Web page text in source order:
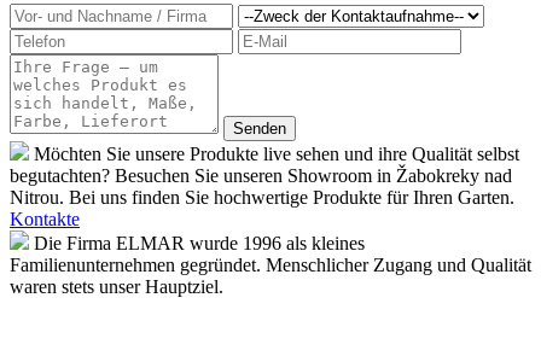
Möchten Sie unsere Produkte live sehen und ihre Qualität selbst
begutachten? Besuchen Sie unseren Showroom in Žabokreky nad
Nitrou. Bei uns finden Sie hochwertige Produkte für Ihren Garten.
Kontakte
Die Firma ELMAR wurde 1996 als kleines
Familienunternehmen gegründet. Menschlicher Zugang und Qualität
waren stets unser Hauptziel.